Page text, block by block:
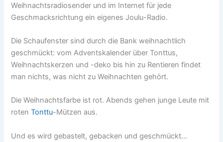
Weihnachtsradiosender und im Internet für jede
Geschmacksrichtung ein eigenes Joulu-Radio.
Die Schaufenster sind durch die Bank weihnachtlich
geschmückt: vom Adventskalender über Tonttus,
Weihnachtskerzen und -deko bis hin zu Rentieren findet
man nichts, was nicht zu Weihnachten gehört.
Die Weihnachtsfarbe ist rot. Abends gehen junge Leute mit
rotenTonttu-Mützen aus.
Und es wird gebastelt, gebacken und geschmückt…